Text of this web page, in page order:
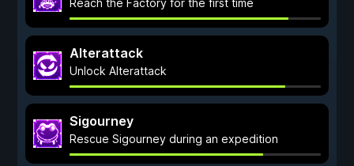
Reach the Factory for the first time
Alterattack
Unlock Alterattack
Sigourney
Rescue Sigourney during an expedition